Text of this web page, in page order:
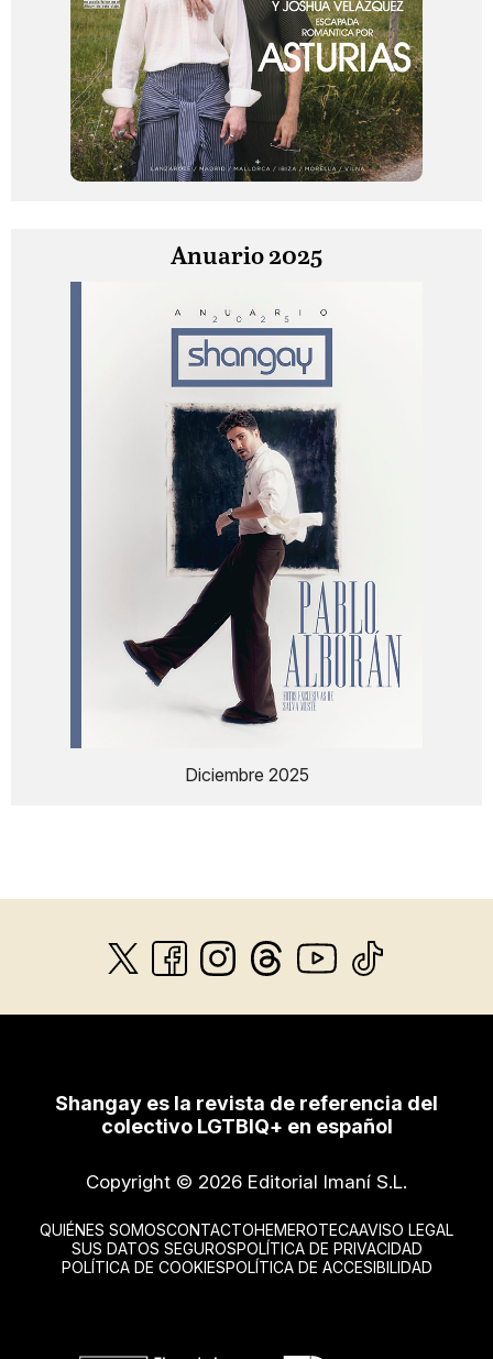
Anuario 2025
Diciembre 2025
Shangay es la revista de referencia del
colectivo LGTBIQ+ en español
Copyright © 2026 Editorial Imaní S.L.
QUIÉNES SOMOSCONTACTOHEMEROTECAAVISO LEGAL
SUS DATOS SEGUROSPOLÍTICA DE PRIVACIDAD
POLÍTICA DE COOKIESPOLÍTICA DE ACCESIBILIDAD